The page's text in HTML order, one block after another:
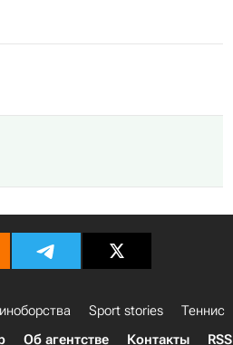
Sport stories Теннис
Об агентстве Контакты RSS